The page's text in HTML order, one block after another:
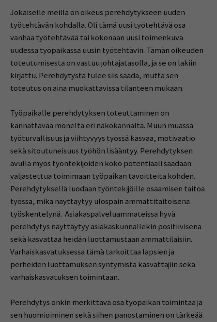
Jokaiselle meillä on oikeus perehdytykseen uuden
työtehtävän kohdalla. Oli tämä uusi työtehtävä osa
vanhaa työtehtävää tai kokonaan uusi toimenkuva
uudessa työpaikassa uusin työtehtävin. Tämän oikeuden
toteutumisesta on vastuu johtajatasolla, ja se on lakiin
kirjattu. Perehdytystä tulee siis saada, mutta sen
toteutus on aina muokattavissa tilanteen mukaan.
Työpaikalle perehdytyksen toteuttaminen on
kannattavaa monelta eri näkökannalta. Muun muassa
työturvallisuus ja viihtyvyys työssä kasvaa, motivaatio
sekä sitoutuneisuus työhön lisääntyy. Perehdytyksen
avulla myös työntekijöiden koko potentiaali saadaan
valjastettua toimimaan työpaikan tavoitteita kohden.
Perehdytyksellä luodaan työntekijöille osaamisen taitoa
työssä, mikä näyttäytyy ulospäin ammattitaitoisena
työskentelynä. Asiakaspalveluammateissa hyvä
perehdytys näyttäytyy asiakaskunnallekin positiivisena
sekä kasvattaa heidän luottamustaan ammattilaisiin.
Varhaiskasvatuksessa tämä tarkoittaa lapsien ja
perheiden luottamuksen syntymistä kasvattajiin sekä
varhaiskasvatuksen toimintaan.
Perehdytys onkin merkittävä osa työpaikan toimintaa ja
sen huomioiminen sekä siihen panostaminen on tärkeää.